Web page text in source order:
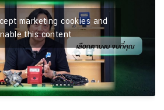
marketing cookies and
this content